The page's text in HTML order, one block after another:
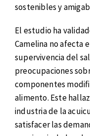
sostenibles y
El estudio ha
Camelina no afecta
supervivencia del
preocupaciones
componentes
alimento. Este
industria de la
satisfacer las